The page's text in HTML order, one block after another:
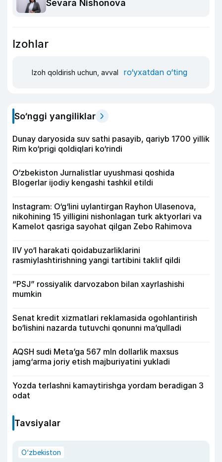
Sevara Nishonova
Izohlar
Izoh qoldirish uchun, avval ro‘yxatdan o‘ting
So‘nggi yangiliklar
Dunay daryosida suv sathi pasayib, qariyb 1700 yillik
Rim ko‘prigi qoldiqlari ko‘rindi
O‘zbekiston Jurnalistlar uyushmasi qoshida
Blogerlar ijodiy kengashi tashkil etildi
Instagram: O‘g‘lini uylantirgan Rayhon Ulasenova,
nikohining 15 yilligini nishonlagan turk aktyorlari va
Kamelot qasriga sayohat qilgan Zebo Rahimova
IIV yo‘l harakati qoidabuzarliklarini
rasmiylashtirishning yangi tartibini taklif qildi
“PSJ” rossiyalik darvozabon bilan xayrlashishi
mumkin
Senat kredit xizmatlari reklamasida ogohlantirish
bo‘lishini nazarda tutuvchi qonunni ma’qulladi
AQSH sudi Meta’ga 567 mln dollarlik maxsus
jamg‘arma joriy etish majburiyatini yukladi
Yozda terlashni kamaytirishga yordam beradigan 3
odat
Tavsiyalar
O‘zbekiston